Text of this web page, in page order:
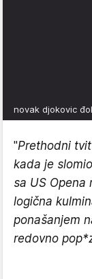
novak djokovic
"Prethodni
kada je
sa US Opena
logična
ponašanjem
redovno